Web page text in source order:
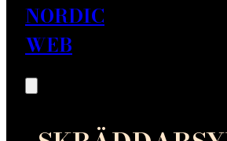
NORDIC
WEB